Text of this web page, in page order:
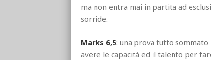
ma non entra mai in partita ad
sorride.
Marks 6,5: una prova tutto sommato
avere le capacità ed il talento per